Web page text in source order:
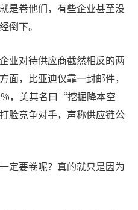
是卷他们，有些企业甚至没
倒下。
业对待供应商截然相反的两
面，比亚迪仅靠一封邮件，
，美其名曰“挖掘降本空
脸竞争对手，声称供应链公
定要卷呢？真的就只是因为